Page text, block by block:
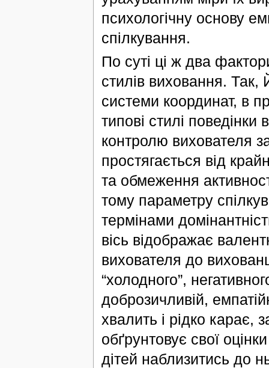
психологічну основу
спілкування.
По суті ці ж два
стилів виховання. Так,
системи координат, в
типові стилі
контролю вихователя
простягається від
та обмеження
тому параметру
термінами
вісь відображає
вихователя до
“холодного”,
доброзичливій,
хвалить і рідко карає,
обґрунтовує свої
дітей наблизитись до